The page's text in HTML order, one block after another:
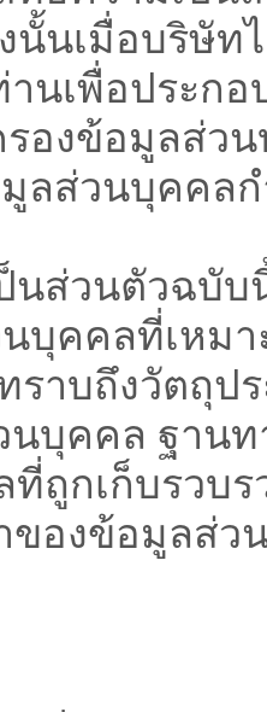
นเมื่อบริษัท
นเพื่อประก
องข้อมูลส่ว
ลส่วนบุคคล
นส่วนตัวฉบั
บุคคลที่เหม
ราบถึงวัตถุป
นบุคคล ฐาน
ถูกเก็บรวบร
ของข้อมูลส่